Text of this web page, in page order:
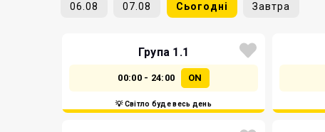
06.08 07.08 Сьогодні Завтра
Група 1.1
00:00 - 24:00 ON
💡 Світло буде весь день